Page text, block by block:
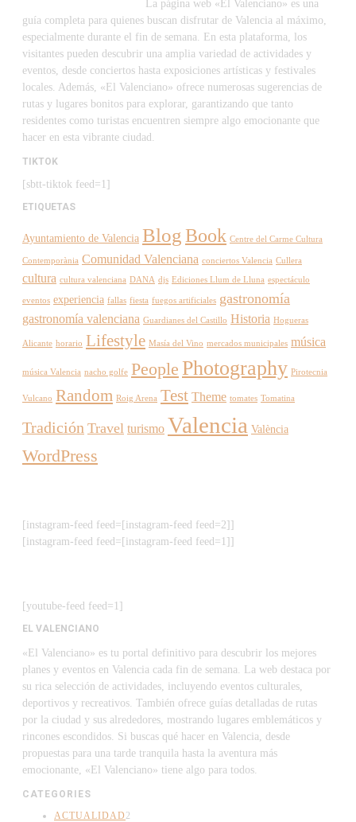
La página web «El Valenciano» es una
guía completa para quienes buscan disfrutar de Valencia al máximo,
especialmente durante el fin de semana. En esta plataforma, los
visitantes pueden descubrir una amplia variedad de actividades y
eventos, desde conciertos hasta exposiciones artísticas y festivales
locales. Además, «El Valenciano» ofrece numerosas sugerencias de
rutas y lugares bonitos para explorar, garantizando que tanto
residentes como turistas encuentren siempre algo emocionante que
hacer en esta vibrante ciudad.
TIKTOK
[sbtt-tiktok feed=1]
ETIQUETAS
Ayuntamiento de Valencia BlogBook Centre del Carme Cultura
Contemporània Comunidad Valenciana conciertos Valencia Cullera
cultura cultura valenciana DANA djs Ediciones Llum de Lluna espectáculo
eventos experiencia fallas fiesta fuegos artificiales gastronomía
gastronomía valenciana Guardianes del Castillo Historia Hogueras
Alicante horario Lifestyle Masía del Vino mercados municipales música
música Valencia nacho golfe People Photography Pirotecnia
Vulcano Random Roig Arena Test Theme tomates Tomatina
Tradición Travel turismo Valencia València
WordPress
[instagram-feed feed=[instagram-feed feed=2]]
[instagram-feed feed=[instagram-feed feed=1]]
[youtube-feed feed=1]
EL VALENCIANO
«El Valenciano» es tu portal definitivo para descubrir los mejores
planes y eventos en Valencia cada fin de semana. La web destaca por
su rica selección de actividades, incluyendo eventos culturales,
deportivos y recreativos. También ofrece guías detalladas de rutas
por la ciudad y sus alrededores, mostrando lugares emblemáticos y
rincones escondidos. Si buscas qué hacer en Valencia, desde
propuestas para una tarde tranquila hasta la aventura más
emocionante, «El Valenciano» tiene algo para todos.
CATEGORIES
ACTUALIDAD 2